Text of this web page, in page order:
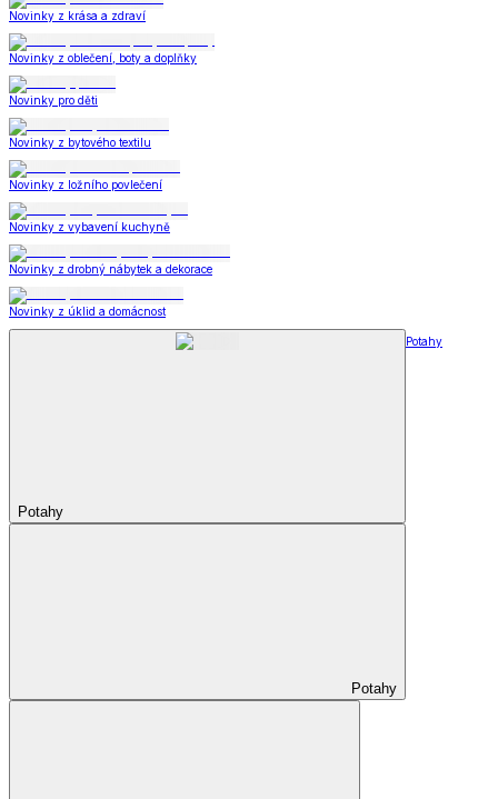
Novinky z krása a zdraví
Novinky z oblečení, boty a doplňky
Novinky pro děti
Novinky z bytového textilu
Novinky z ložního povlečení
Novinky z vybavení kuchyně
Novinky z drobný nábytek a dekorace
Novinky z úklid a domácnost
Potahy
Potahy
Potahy